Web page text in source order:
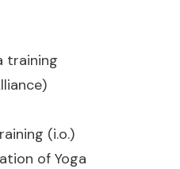
training
(i.o.)
of Yoga